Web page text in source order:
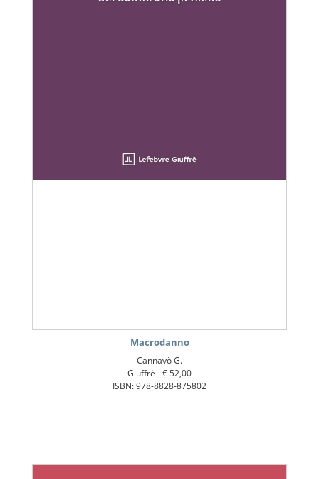
Macrodanno
Cannavò G.
Giuffrè -€ 52,00
ISBN: 978-8828-875802